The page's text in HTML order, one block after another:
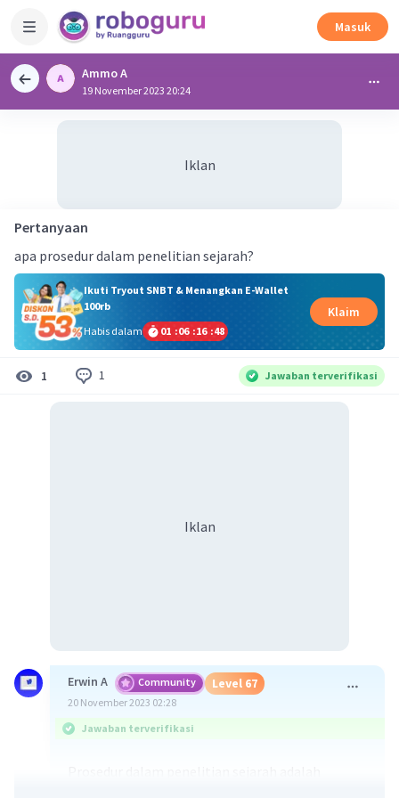
Masuk
Ammo A
19 November 2023 20:24
Iklan
Pertanyaan
apa prosedur dalam penelitian sejarah?
Ikuti Tryout SNBT & Menangkan E-Wallet
100rb
Habis dalam
01 :06 :16 :48
Klaim
1 1 Jawaban terverifikasi
Iklan
Erwin A Community Level 67
20 November 2023 02:28
Jawaban terverifikasi